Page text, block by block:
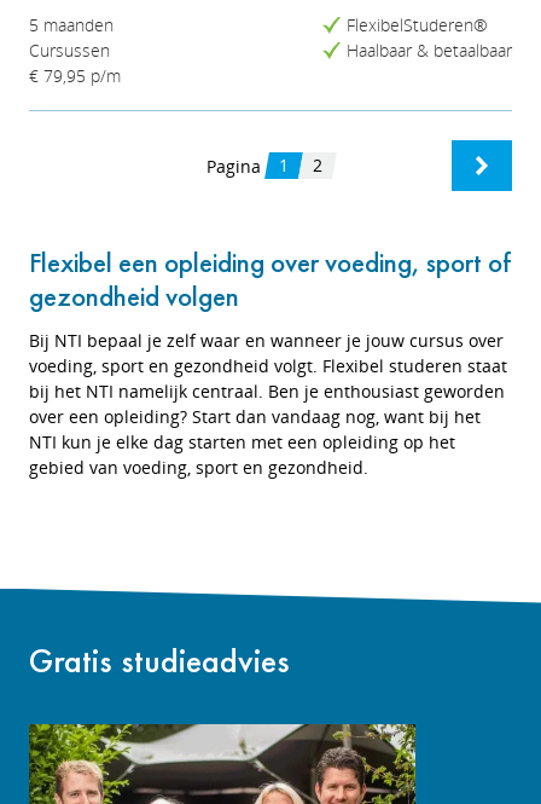
5 maanden
Cursussen
€ 79,95 p/m
FlexibelStuderen®
Haalbaar & betaalbaar
Pagina 1 2
Flexibel een opleiding over voeding, sport of
gezondheid volgen
Bij NTI bepaal je zelf waar en wanneer je jouw cursus over
voeding, sport en gezondheid volgt. Flexibel studeren staat
bij het NTI namelijk centraal. Ben je enthousiast geworden
over een opleiding? Start dan vandaag nog, want bij het
NTI kun je elke dag starten met een opleiding op het
gebied van voeding, sport en gezondheid.
Gratis studieadvies